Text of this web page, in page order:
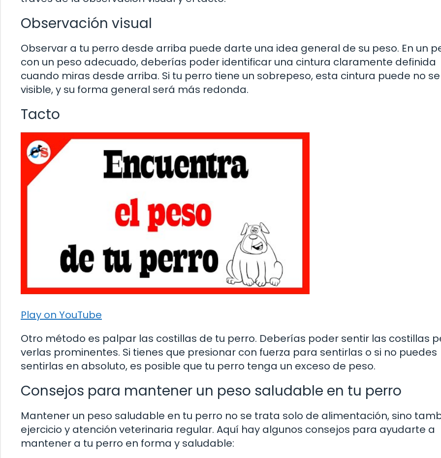
Observación visual
Observar a tu perro desde arriba puede darte una idea general de su peso. En un
con un peso adecuado, deberías poder identificar una cintura claramente definida
cuando miras desde arriba. Si tu perro tiene un sobrepeso, esta cintura puede no
visible, y su forma general será más redonda.
Tacto
Play on YouTube
Otro método es palpar las costillas de tu perro. Deberías poder sentir las costillas
verlas prominentes. Si tienes que presionar con fuerza para sentirlas o si no puedes
sentirlas en absoluto, es posible que tu perro tenga un exceso de peso.
Consejos para mantener un peso saludable en tu perro
Mantener un peso saludable en tu perro no se trata solo de alimentación, sino
ejercicio y atención veterinaria regular. Aquí hay algunos consejos para ayudarte a
mantener a tu perro en forma y saludable: